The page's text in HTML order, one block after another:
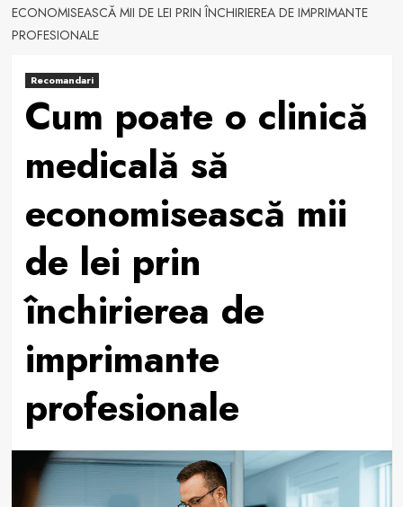
ECONOMISEASCĂ MII DE LEI PRIN ÎNCHIRIEREA DE IMPRIMANTE
PROFESIONALE
Recomandari
Cum poate o clinică
medicală să
economisească mii
de lei prin
închirierea de
imprimante
profesionale